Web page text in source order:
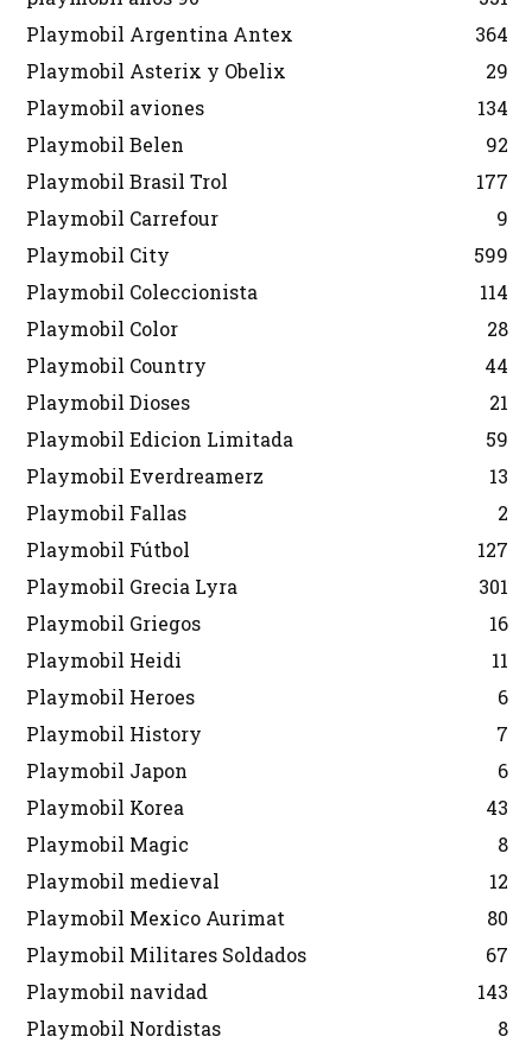
Playmobil Argentina Antex
364
Playmobil Asterix y Obelix
29
Playmobil aviones
134
Playmobil Belen
92
Playmobil Brasil Trol
177
Playmobil Carrefour
9
Playmobil City
599
Playmobil Coleccionista
114
Playmobil Color
28
Playmobil Country
44
Playmobil Dioses
21
Playmobil Edicion Limitada
59
Playmobil Everdreamerz
13
Playmobil Fallas
2
Playmobil Fútbol
127
Playmobil Grecia Lyra
301
Playmobil Griegos
16
Playmobil Heidi
11
Playmobil Heroes
6
Playmobil History
7
Playmobil Japon
6
Playmobil Korea
43
Playmobil Magic
8
Playmobil medieval
12
Playmobil Mexico Aurimat
80
Playmobil Militares Soldados
67
Playmobil navidad
143
Playmobil Nordistas
8